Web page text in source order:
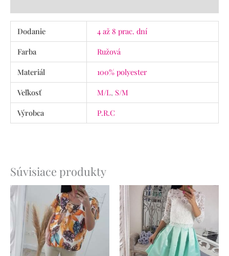
Dodanie
4 až 8 prac. dní
Farba
Ružová
Materiál
100% polyester
Veľkosť
M/L, S/M
Výrobca
P.R.C
Súvisiace produkty